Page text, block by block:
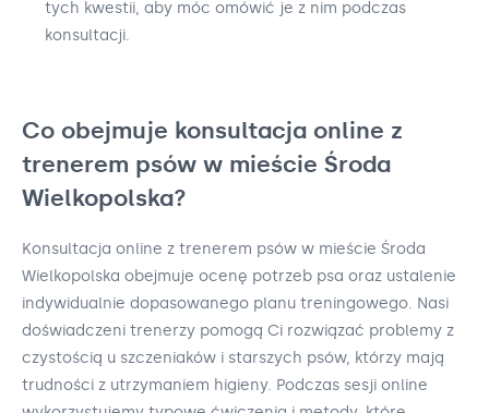
tych kwestii, aby móc omówić je z nim podczas
konsultacji.
Co obejmuje konsultacja online z
trenerem psów w mieście Środa
Wielkopolska?
Konsultacja online z trenerem psów w mieście Środa
Wielkopolska obejmuje ocenę potrzeb psa oraz ustalenie
indywidualnie dopasowanego planu treningowego. Nasi
doświadczeni trenerzy pomogą Ci rozwiązać problemy z
czystością u szczeniaków i starszych psów, którzy mają
trudności z utrzymaniem higieny. Podczas sesji online